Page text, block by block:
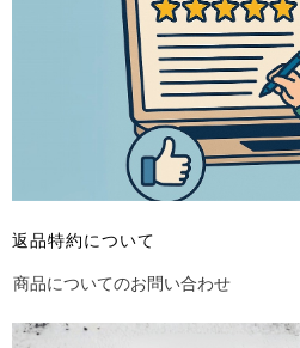
返品特約について
商品についてのお問い合わせ